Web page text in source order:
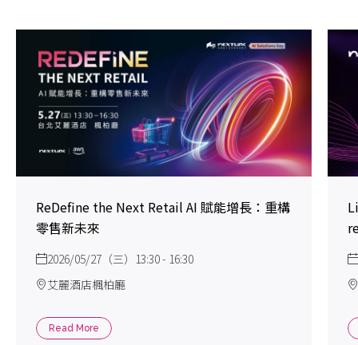
ReDefine the Next Retail AI 賦能增長：重構
零售新未來
2026/05/27（三）13:30 - 16:30
艾麗酒店楓柏廳
Read More